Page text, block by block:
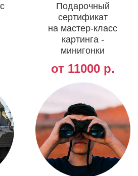
Подарочный
сертификат
на мастер-класс
картинга -
минигонки
от 11000 р.